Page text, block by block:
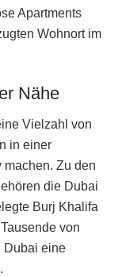
Apartments
Wohnort im
Nähe
Vielzahl von
in einer
machen. Zu den
die Dubai
Burj Khalifa
von
Dubai eine